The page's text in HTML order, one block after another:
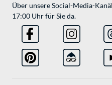
Über unsere Social-Media-
17:00 Uhr für Sie da.